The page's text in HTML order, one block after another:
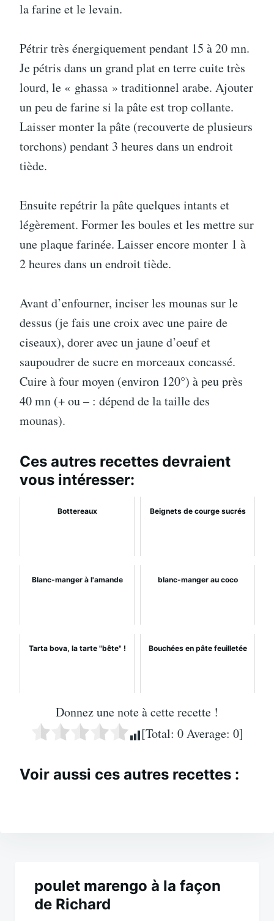
la farine et le levain.
Pétrir très énergiquement pendant 15 à 20 mn.
Je pétris dans un grand plat en terre cuite très
lourd, le « ghassa » traditionnel arabe. Ajouter
un peu de farine si la pâte est trop collante.
Laisser monter la pâte (recouverte de plusieurs
torchons) pendant 3 heures dans un endroit
tiède.
Ensuite repétrir la pâte quelques intants et
légèrement. Former les boules et les mettre sur
une plaque farinée. Laisser encore monter 1 à
2 heures dans un endroit tiède.
Avant d’enfourner, inciser les mounas sur le
dessus (je fais une croix avec une paire de
ciseaux), dorer avec un jaune d’oeuf et
saupoudrer de sucre en morceaux concassé.
Cuire à four moyen (environ 120°) à peu près
40 mn (+ ou – : dépend de la taille des
mounas).
Ces autres recettes devraient
vous intéresser:
Bottereaux Beignets de courge sucrés
Blanc-manger à l'amande blanc-manger au coco
Tarta bova, la tarte "bête" ! Bouchées en pâte feuilletée
Donnez une note à cette recette !
[Total: 0Average: 0]
Voir aussi ces autres recettes :
poulet marengo à la façon
de Richard